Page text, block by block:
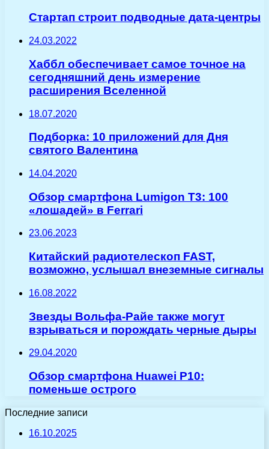
Стартап строит подводные дата-центры
24.03.2022
Хаббл обеспечивает самое точное на
сегодняшний день измерение
расширения Вселенной
18.07.2020
Подборка: 10 приложений для Дня
святого Валентина
14.04.2020
Обзор смартфона Lumigon T3: 100
«лошадей» в Ferrari
23.06.2023
Китайский радиотелескоп FAST,
возможно, услышал внеземные сигналы
16.08.2022
Звезды Вольфа-Райе также могут
взрываться и порождать черные дыры
29.04.2020
Обзор смартфона Huawei P10:
поменьше острого
Последние записи
16.10.2025